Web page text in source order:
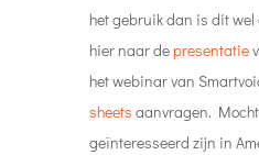
het gebruik dan is dit
hier naar depresentatie
het webinar van
sheets aanvragen.
geïnteresseerd zijn in